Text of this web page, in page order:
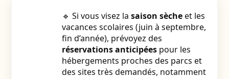
🔹 Si vous visez la saison sècheet les
vacances scolaires (juin à septembre,
fin d’année), prévoyez des
réservations anticipéespour les
hébergements proches des parcs et
des sites très demandés, notamment